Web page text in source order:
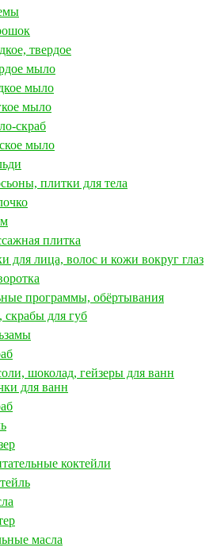
твердое
мыло
мыло
мыло
скраб
мыло
плитки для тела
плитка
для лица, волос и кожи вокруг глаз
программы, обёртывания
скрабы для губ
шоколад, гейзеры для ванн
для ванн
коктейли
масла